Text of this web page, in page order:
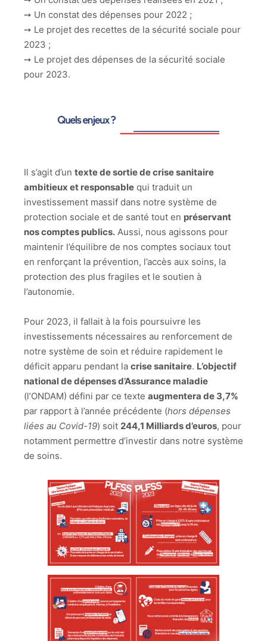
➙ Un constat des dépenses pour 2022 ;
➙ Le projet des recettes de la sécurité sociale pour
2023 ;
➙ Le projet des dépenses de la sécurité sociale
pour 2023.
Il s’agit d’un texte de sortie de crise sanitaire
ambitieux et responsable qui traduit un
investissement massif dans notre système de
protection sociale et de santé tout en préservant
nos comptes publics. Aussi, nous agissons pour
maintenir l’équilibre de nos comptes sociaux tout
en renforçant la prévention, l’accès aux soins, la
protection des plus fragiles et le soutien à
l’autonomie.
Pour 2023, il fallait à la fois poursuivre les
investissements nécessaires au renforcement de
notre système de soin et réduire rapidement le
déficit apparu pendant la crise sanitaire. L’objectif
national de dépenses d’Assurance maladie
(l’ONDAM) défini par ce texte augmentera de 3,7%
par rapport à l’année précédente (hors dépenses
liées au Covid-19) soit 244,1 Milliards d’euros, pour
notamment permettre d’investir dans notre système
de soins.